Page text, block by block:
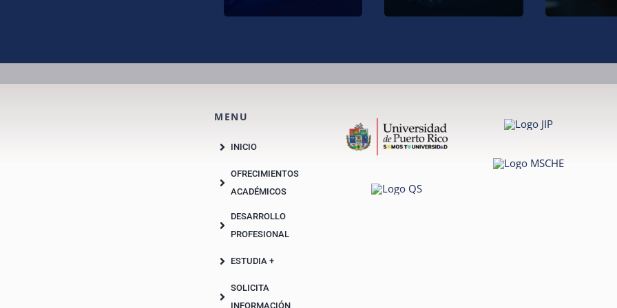
MENU
INICIO
OFRECIMIENTOS
ACADÉMICOS
DESARROLLO
PROFESIONAL
ESTUDIA +
SOLICITA
INFORMACIÓN